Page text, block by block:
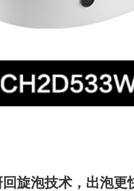
回旋泡技术，出泡